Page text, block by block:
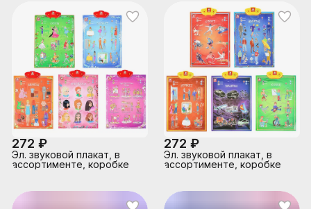
272 ₽
Эл. звуковой плакат, в
ассортименте, коробке
272 ₽
Эл. звуковой плакат, в
ассортименте, коробке